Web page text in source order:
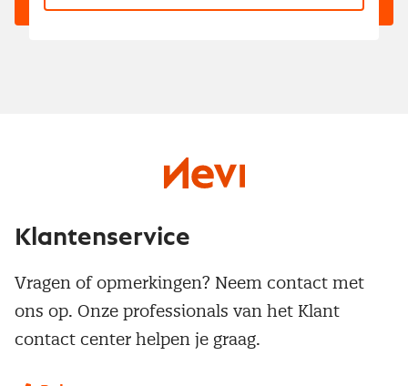
Klantenservice
Vragen of opmerkingen? Neem contact met
ons op. Onze professionals van het Klant
contact center helpen je graag.